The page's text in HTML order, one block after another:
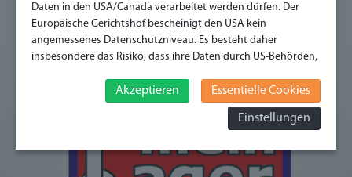
Daten in den USA/Canada verarbeitet werden dürfen. Der
Europäische Gerichtshof bescheinigt den USA kein
angemessenes Datenschutzniveau. Es besteht daher
insbesondere das Risiko, dass ihre Daten durch US-Behörden,
werden und dagegen keine wirksamen Rechtsbehelfe
erhoben werden können. Zudem finden Sie am
Bildschirmrand ein Cookie-Icon wo Sie jederzeit Ihre
Infomationen finden Sie hier:Datenschutzerklärung
Akzeptieren Essentielle Cookies
Einstellungen